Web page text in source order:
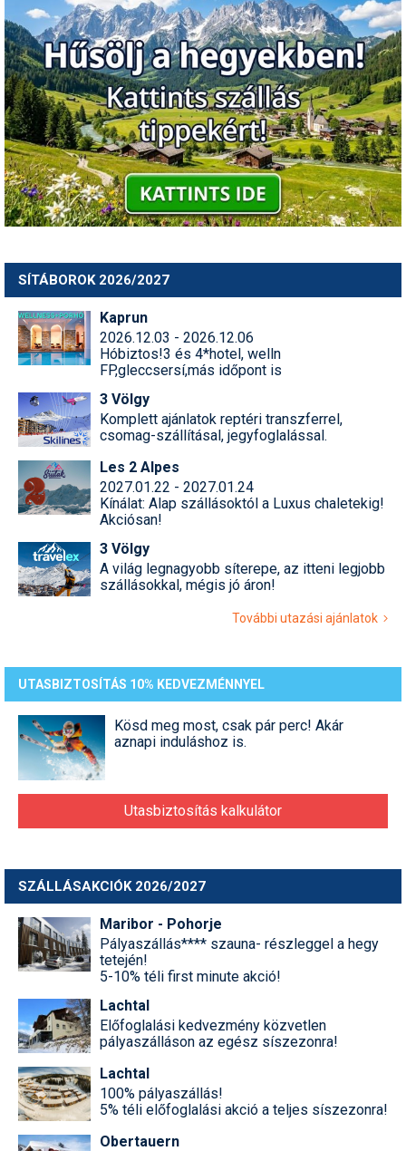
SÍTÁBOROK 2026/2027
Kaprun
2026.12.03 - 2026.12.06
Hóbiztos!3 és 4*hotel, welln
FP,gleccsersí,más időpont is
3 Völgy
Komplett ajánlatok reptéri transzferrel,
csomag-szállításal, jegyfoglalással.
Les 2 Alpes
2027.01.22 - 2027.01.24
Kínálat: Alap szállásoktól a Luxus chaletekig!
Akciósan!
3 Völgy
A világ legnagyobb síterepe, az itteni legjobb
szállásokkal, mégis jó áron!
További utazási ajánlatok
UTASBIZTOSÍTÁS 10% KEDVEZMÉNNYEL
Kösd meg most, csak pár perc! Akár
aznapi induláshoz is.
Utasbiztosítás kalkulátor
SZÁLLÁSAKCIÓK 2026/2027
Maribor - Pohorje
Pályaszállás**** szauna- részleggel a hegy
tetején!
5-10% téli first minute akció!
Lachtal
Előfoglalási kedvezmény közvetlen
pályaszálláson az egész síszezonra!
Lachtal
100% pályaszállás!
5% téli előfoglalási akció a teljes síszezonra!
Obertauern